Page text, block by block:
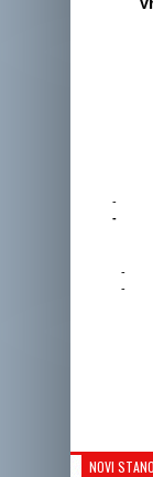
-
-
-
-
NOVI